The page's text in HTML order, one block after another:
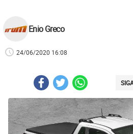
Enio Greco
24/06/2020 16:08